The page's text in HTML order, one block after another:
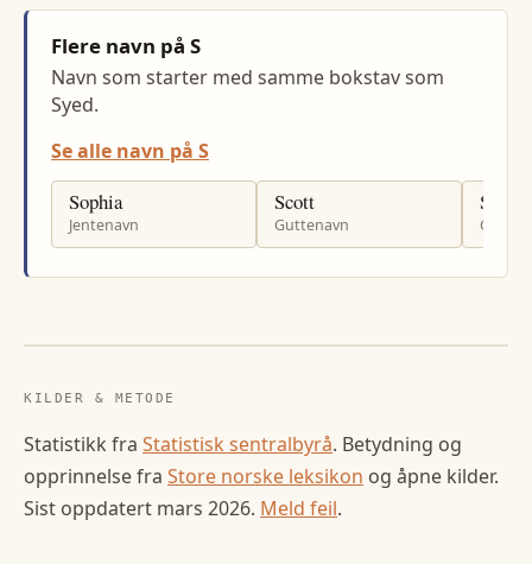
Flere navn på S
Navn som starter med samme bokstav som
Syed.
Se alle navn på S
Sophia
Jentenavn
Scott
Guttenavn
KILDER & METODE
Statistikk fra Statistisk sentralbyrå. Betydning og
opprinnelse fra Store norske leksikon og åpne kilder.
Sist oppdatert mars 2026. Meld feil.